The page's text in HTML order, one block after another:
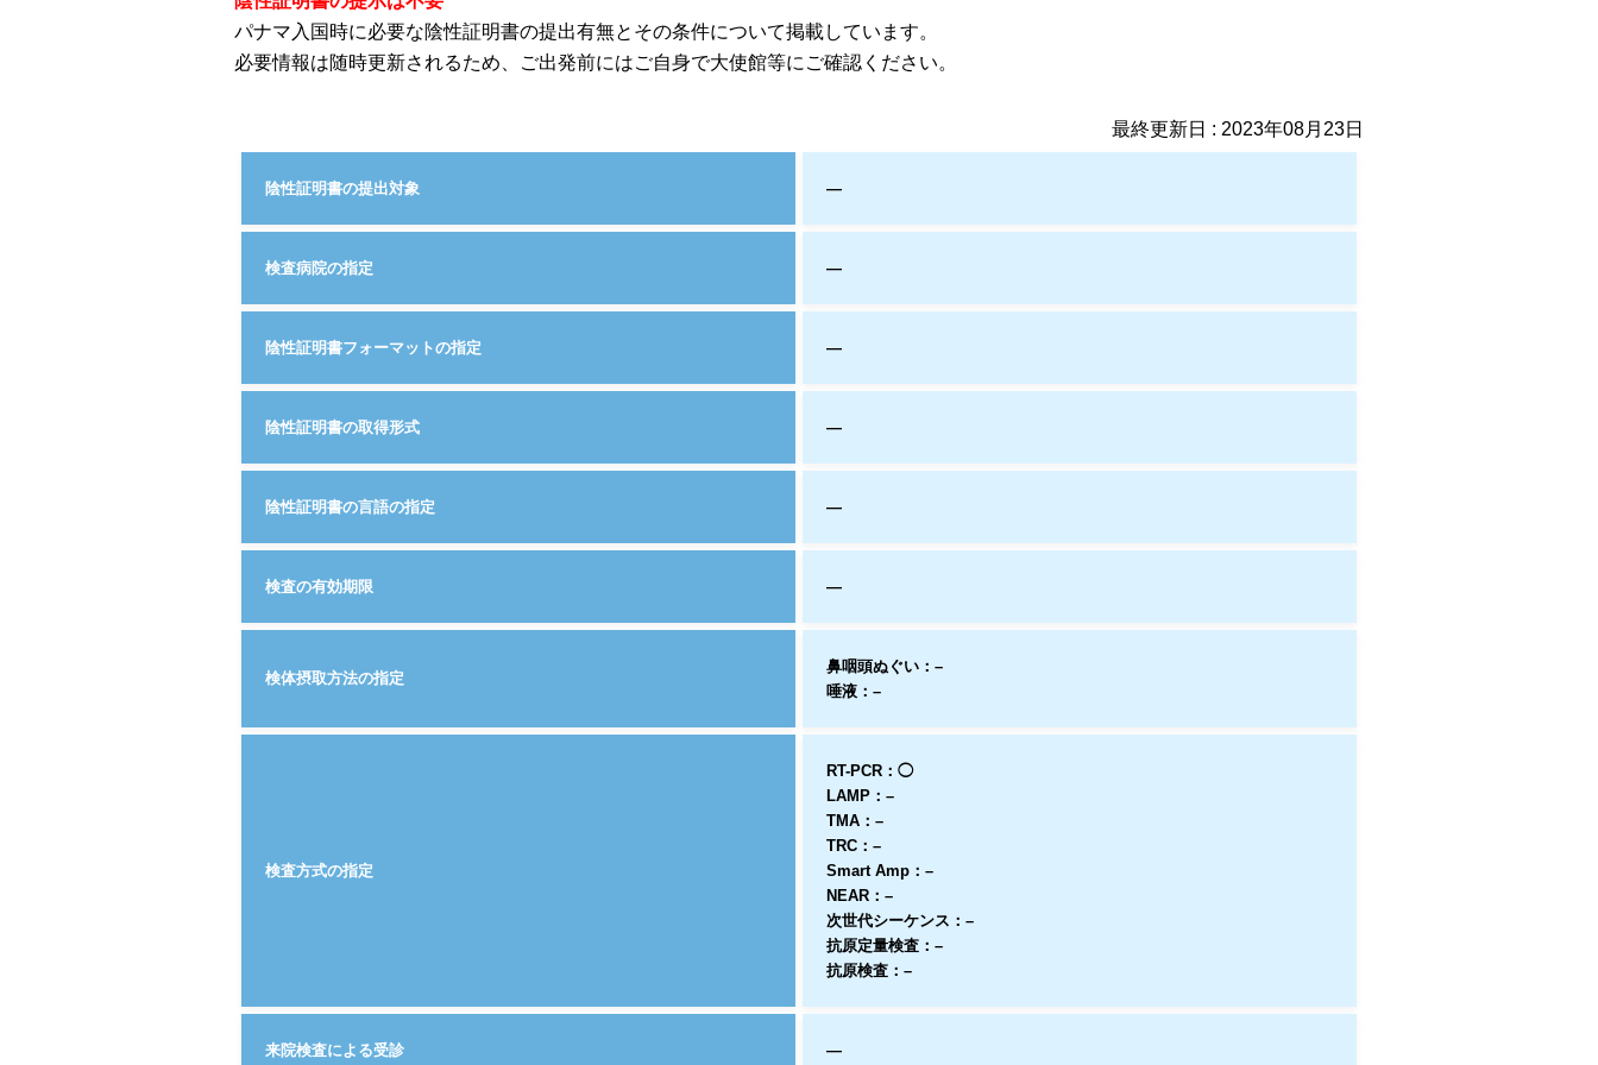
パナマ入国時に必要な陰性証明書の提出有無とその条件について掲載しています。
必要情報は随時更新されるため、ご出発前にはご自身で大使館等にご確認ください。
最終更新日 : 2023年08月23日
陰性証明書の提出対象 —
検査病院の指定 —
陰性証明書フォーマットの指定 —
陰性証明書の取得形式 —
陰性証明書の言語の指定 —
検査の有効期限 —
検体摂取方法の指定
鼻咽頭ぬぐい：–
唾液：–
検査方式の指定
RT-PCR：◯
LAMP：–
TMA：–
TRC：–
Smart Amp：–
NEAR：–
次世代シーケンス：–
抗原定量検査：–
抗原検査：–
来院検査による受診 —